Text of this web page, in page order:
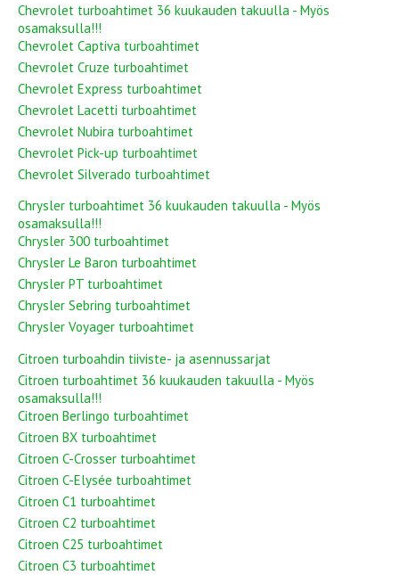
Chevrolet turboahtimet 36 kuukauden takuulla - Myös
osamaksulla!!!
Chevrolet Captiva turboahtimet
Chevrolet Cruze turboahtimet
Chevrolet Express turboahtimet
Chevrolet Lacetti turboahtimet
Chevrolet Nubira turboahtimet
Chevrolet Pick-up turboahtimet
Chevrolet Silverado turboahtimet
Chrysler turboahtimet 36 kuukauden takuulla - Myös
osamaksulla!!!
Chrysler 300 turboahtimet
Chrysler Le Baron turboahtimet
Chrysler PT turboahtimet
Chrysler Sebring turboahtimet
Chrysler Voyager turboahtimet
Citroen turboahdin tiiviste- ja asennussarjat
Citroen turboahtimet 36 kuukauden takuulla - Myös
osamaksulla!!!
Citroen Berlingo turboahtimet
Citroen BX turboahtimet
Citroen C-Crosser turboahtimet
Citroen C-Elysée turboahtimet
Citroen C1 turboahtimet
Citroen C2 turboahtimet
Citroen C25 turboahtimet
Citroen C3 turboahtimet